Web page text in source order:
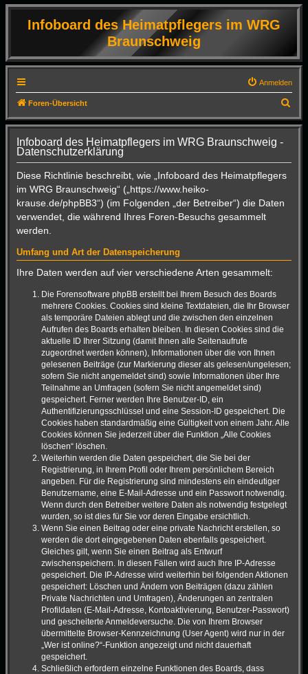
Infoboard des Heimatpflegers im WRG
Braunschweig
Anmelden
Foren-Übersicht
u
Infoboard des Heimatpflegers im WRG Braunschweig -
Datenschutzerklärung
Diese Richtlinie beschreibt, wie „Infoboard des Heimatpflegers
im WRG Braunschweig“ („https://www.heiko-
krause.de/phpBB3“) (im Folgenden „der Betreiber“) die Daten
verwendet, die während Ihres Foren-Besuchs gesammelt
werden.
Umfang und Art der Datenspeicherung
Ihre Daten werden auf vier verschiedene Arten gesammelt:
Die Forensoftware phpBB erstellt bei Ihrem Besuch des Boards
mehrere Cookies. Cookies sind kleine Textdateien, die Ihr Browser
als temporäre Dateien ablegt und die zwischen den einzelnen
Aufrufen des Boards erhalten bleiben. In diesen Cookies sind die
aktuelle ID Ihrer Sitzung (damit Ihnen alle Seitenaufrufe
zugeordnet werden können), Informationen über die von Ihnen
gelesenen Beiträge (zur Markierung dieser als gelesen/ungelesen;
sofern Sie nicht angemeldet sind) sowie Informationen über Ihre
Teilnahme an Umfragen (sofern Sie nicht angemeldet sind)
gespeichert. Ferner werden Ihre Benutzer-ID, ein
Authentifizierungsschlüssel und eine Session-ID gespeichert. Die
Cookies haben standardmäßig eine Gültigkeit von einem Jahr. Alle
Cookies können Sie jederzeit über die Funktion „Alle Cookies
löschen“ löschen.
Weiterhin werden die Daten gespeichert, die Sie bei der
Registrierung, in Ihrem Profil oder Ihrem persönlichem Bereich
angeben. Für die Registrierung sind mindestens ein eindeutiger
Benutzername, eine E-Mail-Adresse und ein Passwort notwendig.
Wenn durch den Betreiber weitere Daten als notwendig festgelegt
wurden, so ist dies für Sie vor deren Eingabe ersichtlich.
Wenn Sie einen Beitrag oder eine private Nachricht erstellen, so
werden die dort eingegebenen Daten ebenfalls gespeichert.
Gleiches gilt, wenn Sie einen Beitrag als Entwurf
zwischenspeichern. In diesen Fällen wird auch Ihre IP-Adresse
gespeichert. Die IP-Adresse wird weiterhin bei folgenden Aktionen
gespeichert: Löschen und Ändern von Beiträgen (dazu zählen
Private Nachrichten und Umfragen), Änderungen an zentralen
Profildaten (E-Mail-Adresse, Kontoaktivierung, Benutzer-Passwort)
und gescheiterte Anmeldeversuche. Die von Ihrem Browser
übermittelte Browser-Kennzeichnung (User Agent) wird nur in der
„Wer ist online?“-Funktion angezeigt und nicht dauerhaft
gespeichert.
Schließlich erfordern einzelne Funktionen des Boards, dass